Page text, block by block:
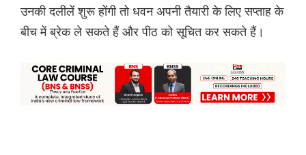
उनकी दलीलें शुरू होंगी तो धवन अपनी तैयारी के लिए सप्ताह के
बीच में ब्रेक ले सकते हैं और पीठ को सूचित कर सकते हैं।